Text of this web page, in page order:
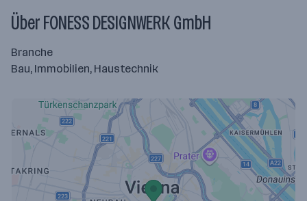
Über FONESS DESIGNWERK GmbH
Branche
Bau, Immobilien, Haustechnik